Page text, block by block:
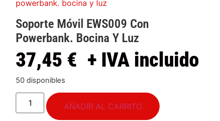
powerbank. bocina y luz
Soporte Móvil EWS009 Con
Powerbank. Bocina Y Luz
37,45 € + IVA incluido
50 disponibles
AÑADIR AL CARRITO